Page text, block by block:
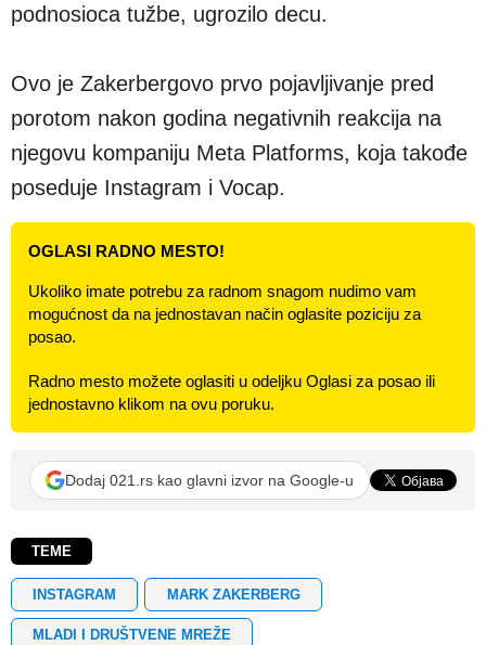
podnosioca tužbe, ugrozilo decu.
Ovo je Zakerbergovo prvo pojavljivanje pred
porotom nakon godina negativnih reakcija na
njegovu kompaniju Meta Platforms, koja takođe
poseduje Instagram i Vocap.
OGLASI RADNO MESTO!
Ukoliko imate potrebu za radnom snagom nudimo vam
mogućnost da na jednostavan način oglasite poziciju za
posao.
Radno mesto možete oglasiti u odeljku Oglasi za posao ili
jednostavno klikom na ovu poruku.
Dodaj 021.rs kao glavni izvor na Google-u
TEME
INSTAGRAM MARK ZAKERBERG
MLADI I DRUŠTVENE MREŽE